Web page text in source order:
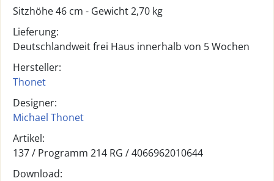
Sitzhöhe 46 cm - Gewicht 2,70 kg
Lieferung:
Deutschlandweit frei Haus innerhalb von 5 Wochen
Hersteller:
Thonet
Designer:
Michael Thonet
Artikel:
137 / Programm 214 RG /4066962010644
Download: